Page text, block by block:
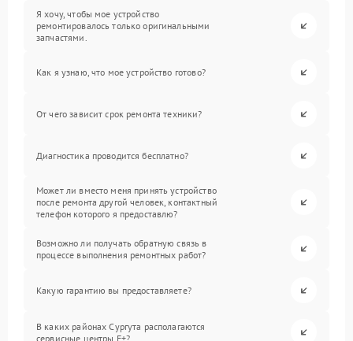
Я хочу, чтобы мое устройство
ремонтировалось только оригинальными
запчастями.
Как я узнаю, что мое устройство готово?
От чего зависит срок ремонта техники?
Диагностика проводится бесплатно?
Может ли вместо меня принять устройство
после ремонта другой человек, контактный
телефон которого я предоставлю?
Возможно ли получать обратную связь в
процессе выполнения ремонтных работ?
Какую гарантию вы предоставляете?
В каких районах Сургута располагаются
сервисные центры F+?